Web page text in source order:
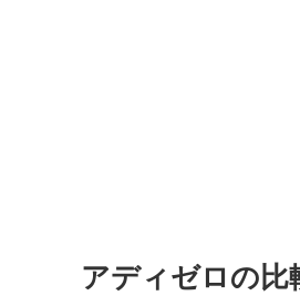
アディゼロの比